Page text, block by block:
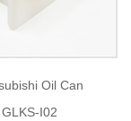
Oil Can
GLKS-I02